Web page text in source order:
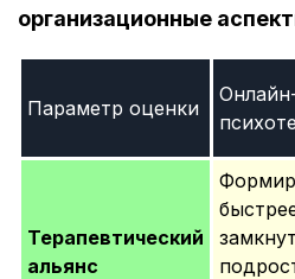
организационные
Параметр оценки
Терапевтический
альянс